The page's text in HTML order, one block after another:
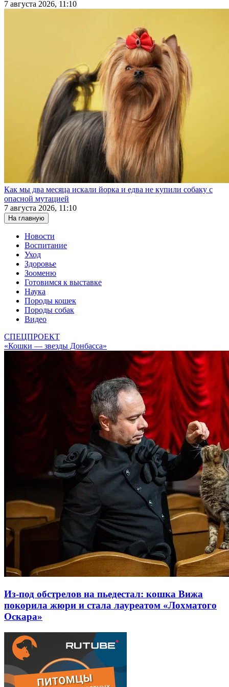
7 августа 2026, 11:10
Как мы два месяца искали йорка и едва не купили собаку с
опасной мутацией
7 августа 2026, 11:10
На главную
Новости
Воспитание
Уход
Здоровье
Зооменю
Готовимся к выставке
Наука
Породы кошек
Породы собак
Видео
СПЕЦПРОЕКТ
«Кошки — звезды Донбасса»
Из-под обстрелов на пьедестал: кошка Вижа
покорила жюри и стала лауреатом «Лохматого
Оскара»